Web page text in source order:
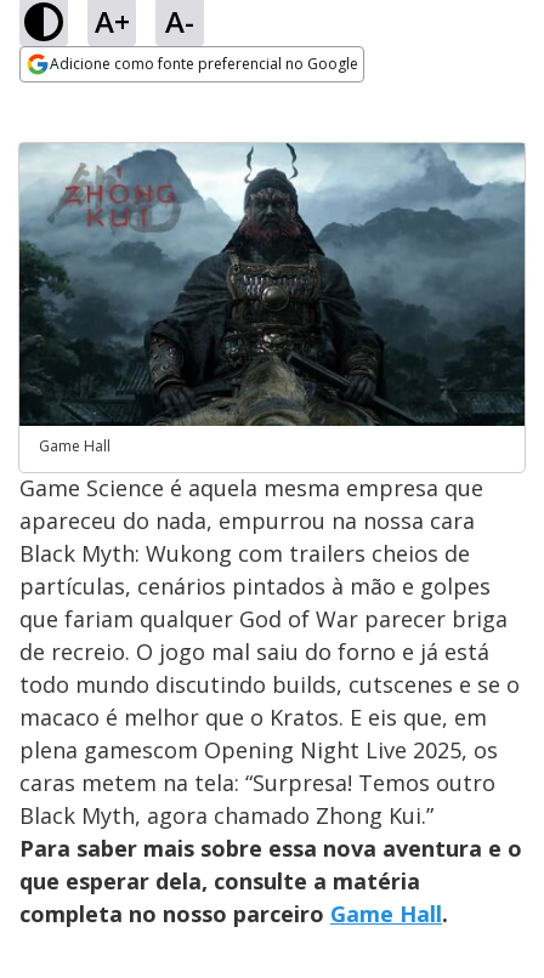
A+ A-
Adicione como fonte preferencial no Google
Game Hall
Game Science é aquela mesma empresa que
apareceu do nada, empurrou na nossa cara
Black Myth: Wukong com trailers cheios de
partículas, cenários pintados à mão e golpes
que fariam qualquer God of War parecer briga
de recreio. O jogo mal saiu do forno e já está
todo mundo discutindo builds, cutscenes e se o
macaco é melhor que o Kratos. E eis que, em
plena gamescom Opening Night Live 2025, os
caras metem na tela: “Surpresa! Temos outro
Black Myth, agora chamado Zhong Kui.”
Para saber mais sobre essa nova aventura e o
que esperar dela, consulte a matéria
completa no nosso parceiro Game Hall.